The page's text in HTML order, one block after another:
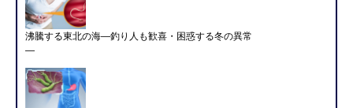
沸騰する東北の海―釣り人も歓喜・困惑する冬の異常
―